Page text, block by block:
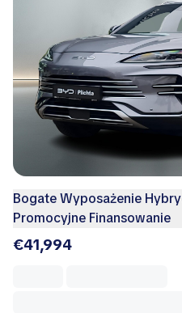
Bogate Wyposażenie
Promocyjne Finansowanie
€41,994